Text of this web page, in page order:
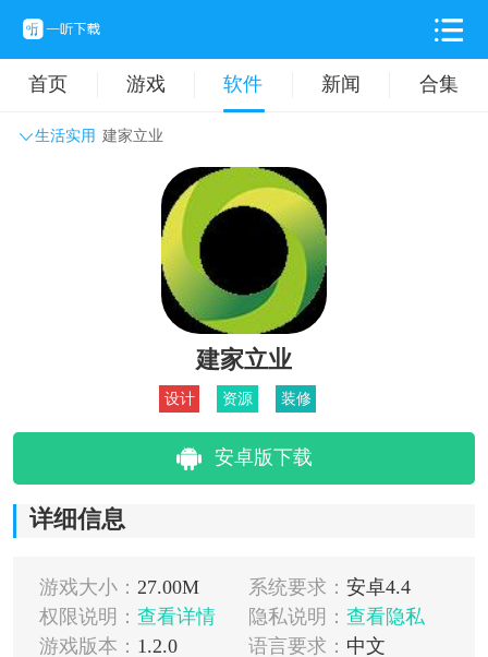
首页 游戏 软件 新闻 合集
生活实用 建家立业
主题壁纸 旅游出行
拍摄美化 时尚购物
建家立业
设计 资源 装修
安卓版下载
详细信息
游戏大小： 27.00M 系统要求： 安卓4.4
权限说明： 查看详情 隐私说明： 查看隐私
游戏版本： 1.2.0 语言要求： 中文